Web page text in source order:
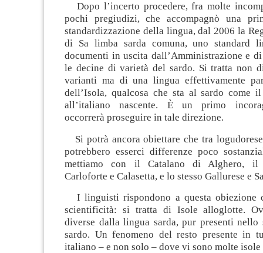
Dopo l’incerto procedere, fra molte
pochi pregiudizi, che accompagnò una
standardizzazione della lingua, dal 2006 la
di Sa limba sarda comuna, uno standard
documenti in uscita dall’Amministrazione e
le decine di varietà del sardo. Si tratta non
varianti ma di una lingua effettivamente
dell’Isola, qualcosa che sta al sardo come
all’italiano nascente. È un primo
occorrerà proseguire in tale direzione.
Si potrà ancora obiettare che tra
potrebbero esserci differenze poco
mettiamo con il Catalano di Alghero, il
Carloforte e Calasetta, e lo stesso Gallurese e
I linguisti rispondono a questa obiezione
scientificità: si tratta di Isole alloglotte.
diverse dalla lingua sarda, pur presenti nello
sardo. Un fenomeno del resto presente in
italiano – e non solo – dove vi sono molte